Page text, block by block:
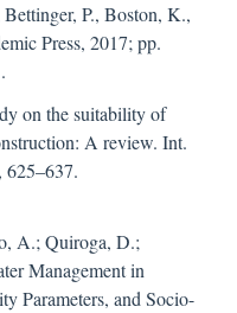
P., Boston, K.,
Press, 2017; pp.
on the suitability of
A review. Int.
625–637.
A.; Quiroga, D.;
Management in
Parameters, and Socio-